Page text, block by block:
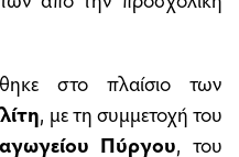
στο πλαίσιο των
, με τη συμμετοχή του
Πύργου, του